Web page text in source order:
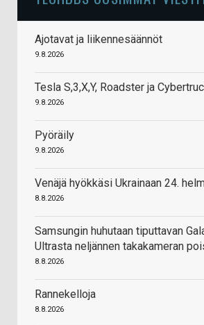
Ajotavat ja liikennesäännöt
9.8.2026
Tesla S,3,X,Y, Roadster ja
9.8.2026
Pyöräily
9.8.2026
Venäjä hyökkäsi Ukrainaan 24.
8.8.2026
Samsungin huhutaan tiputtavan
Ultrasta neljännen takakameran
8.8.2026
Rannekelloja
8.8.2026